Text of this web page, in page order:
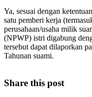
Ya, sesuai dengan
satu pemberi kerja
perusahaan/usaha milik
(NPWP) istri digabung
tersebut dapat dilaporkan
Tahunan suami.
Share this post